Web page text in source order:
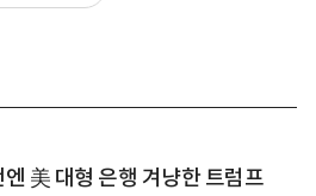
엔 美 대형 은행 겨냥한 트럼프